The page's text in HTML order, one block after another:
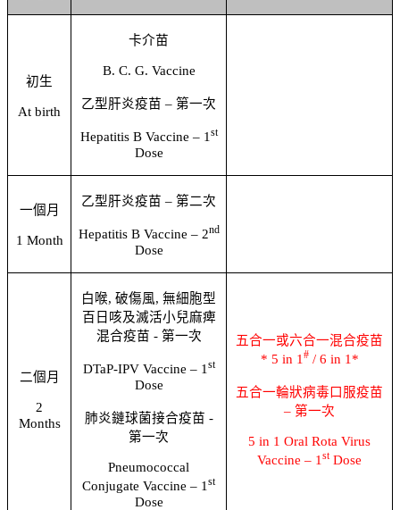
初生
At birth
卡介苗
B. C. G. Vaccine
乙型肝炎疫苗 – 第一次
Hepatitis B Vaccine – 1 st
Dose
一個月
1 Month
乙型肝炎疫苗 – 第二次
Hepatitis B Vaccine – 2nd
Dose
二個月
2
Months
白喉, 破傷風, 無細胞型
百日咳及滅活小兒麻痺
混合疫苗 - 第一次
DTaP-IPV Vaccine – 1 st
Dose
肺炎鏈球菌接合疫苗 -
第一次
Pneumococcal
Conjugate Vaccine – 1 st
Dose
五合一或六合一混合疫苗
* 5 in 1 #/ 6 in 1*
五合一輪狀病毒口服疫苗
– 第一次
5 in 1 Oral Rota Virus
Vaccine – 1 stDose